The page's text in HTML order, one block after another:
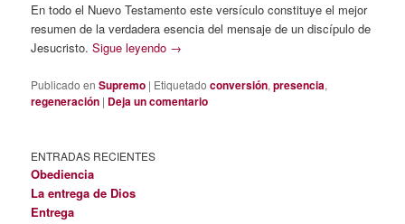
En todo el Nuevo Testamento este versículo constituye el mejor
resumen de la verdadera esencia del mensaje de un discípulo de
Jesucristo.Sigue leyendo →
Publicado en Supremo | Etiquetado conversión,presencia,
regeneración | Deja un comentario
ENTRADAS RECIENTES
Obediencia
La entrega de Dios
Entrega